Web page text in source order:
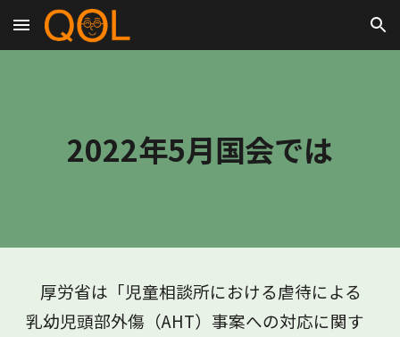
Skip to main content Skip to navigation
2022年5月国会では
厚労省は「児童相談所における虐待による
乳幼児頭部外傷（AHT）事案への対応に関す